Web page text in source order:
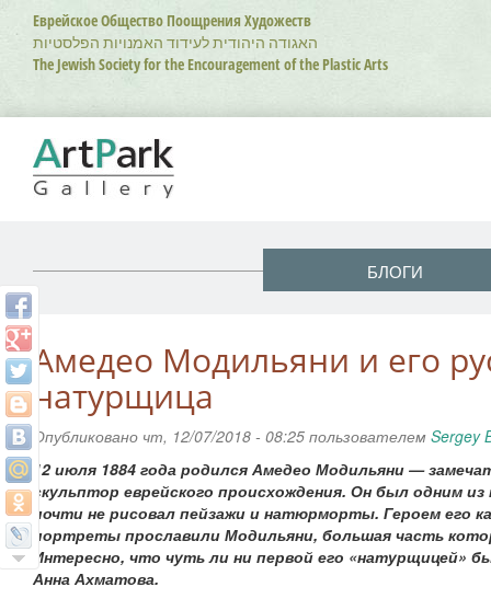
Перейти
основному
содержанию
Еврейское Общество Поощрения Художеств
האגודה היהודית לעידוד האמנויות הפלסטיות
The Jewish Society for the Encouragement of the Plastic Arts
БЛОГИ
Амедео Модильяни и его
натурщица
Опубликовано чт, 12/07/2018 - 08:25 пользователем Sergey
12 июля 1884 года родился Амедео Модильяни —
скульптор еврейского происхождения. Он был одним
почти не рисовал пейзажи и натюрморты. Героем его
портреты прославили Модильяни, большая часть
Интересно, что чуть ли ни первой его «натурщицей»
Анна Ахматова.